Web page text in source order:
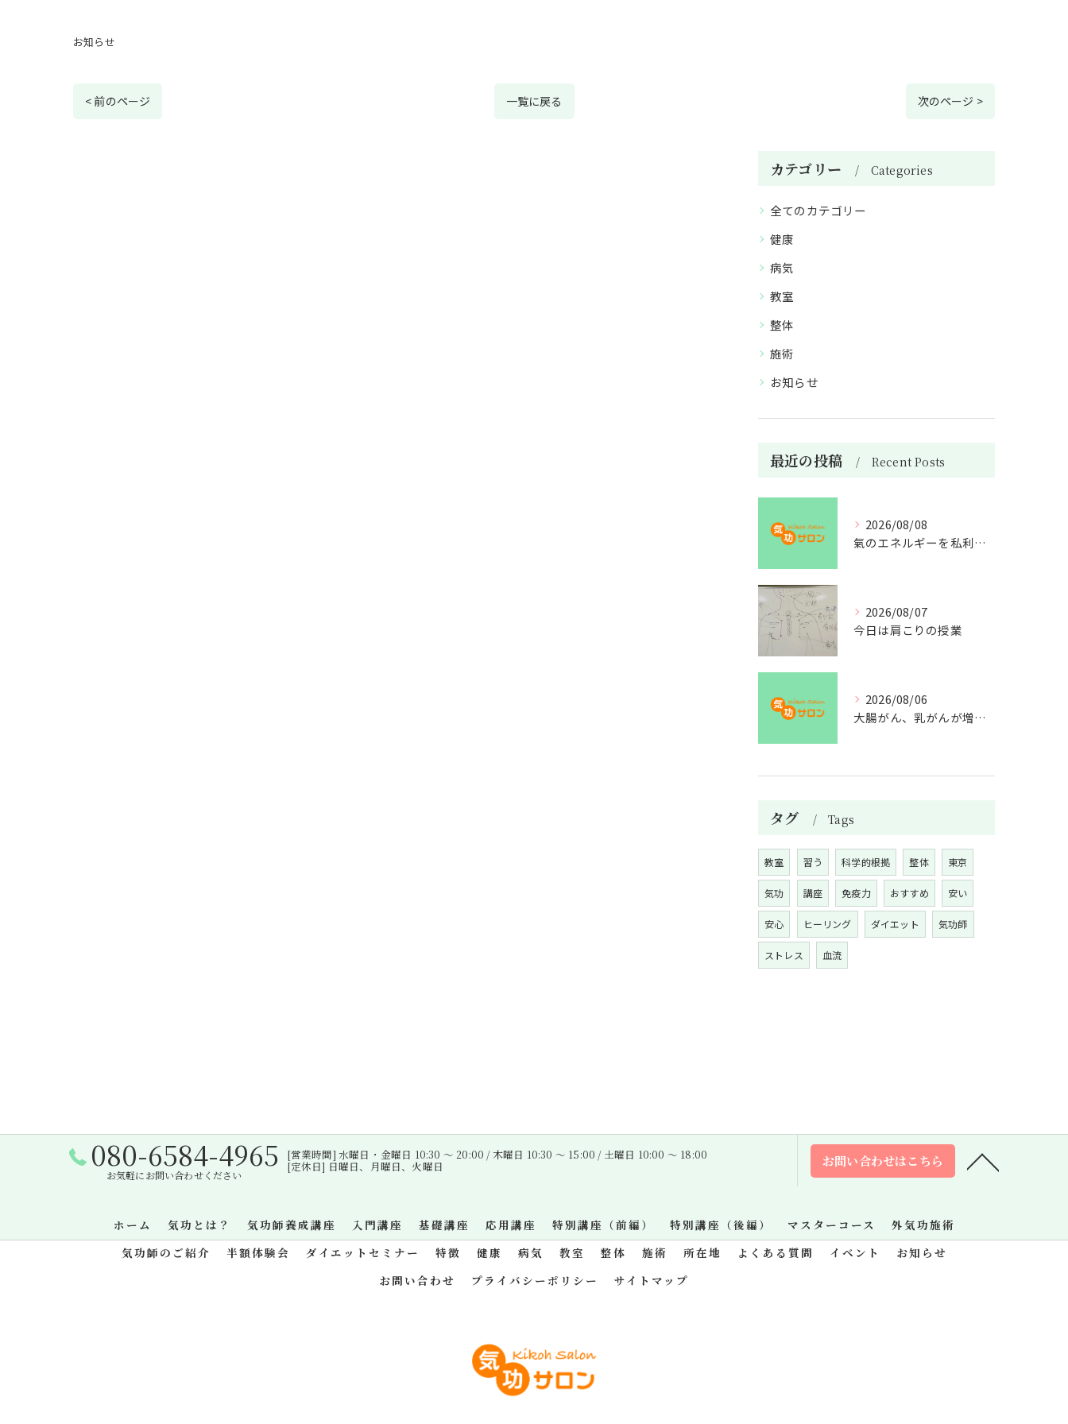
お知らせ
< 前のページ 一覧に戻る 次のページ >
カテゴリー Categories
全てのカテゴリー
健康
病気
教室
整体
施術
お知らせ
最近の投稿 Recent Posts
2026/08/08
氣のエネルギーを私利私欲のために使うな
2026/08/07
今日は肩こりの授業
2026/08/06
大腸がん、乳がんが増えた理由
タグ Tags
教室 習う 科学的根拠 整体 東京
気功 講座 免疫力 おすすめ 安い
安心 ヒーリング ダイエット 気功師
ストレス 血流
080-6584-4965
お気軽にお問い合わせください
[営業時間] 水曜日・金曜日 10:30 〜 20:00 / 木曜日 10:30 〜 15:00 / 土曜日 10:00 〜 18:00
[定休日] 日曜日、月曜日、火曜日
お問い合わせはこちら
ホーム 気功とは？ 気功師養成講座 入門講座 基礎講座 応用講座 特別講座（前編） 特別講座（後編） マスターコース
外気功施術
気功師のご紹介
半額体験会 ダイエットセミナー 特徴 健康 病気 教室 整体 施術 所在地 よくある質問 イベント
お知らせ
お問い合わせ
プライバシーポリシー サイトマップ